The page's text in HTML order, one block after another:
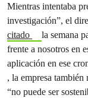
Mientras intentaba
investigación”, el
citado
la semana
frente a nosotros en
aplicación en ese
, la empresa
“no puede ser